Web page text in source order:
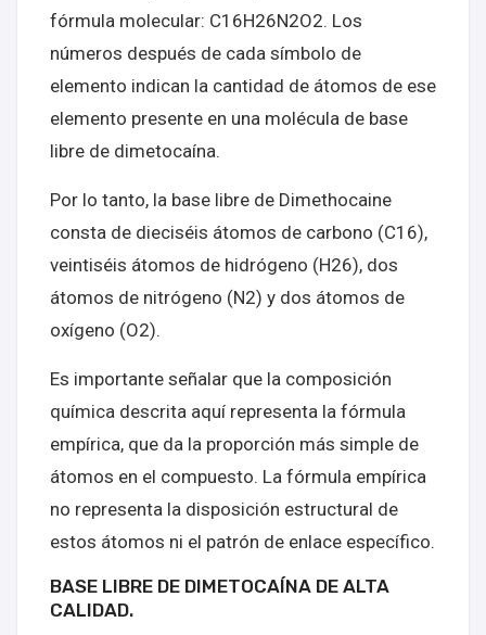
fórmula molecular: C16H26N2O2. Los
números después de cada símbolo de
elemento indican la cantidad de átomos de ese
elemento presente en una molécula de base
libre de dimetocaína.
Por lo tanto, la base libre de Dimethocaine
consta de dieciséis átomos de carbono (C16),
veintiséis átomos de hidrógeno (H26), dos
átomos de nitrógeno (N2) y dos átomos de
oxígeno (O2).
Es importante señalar que la composición
química descrita aquí representa la fórmula
empírica, que da la proporción más simple de
átomos en el compuesto. La fórmula empírica
no representa la disposición estructural de
estos átomos ni el patrón de enlace específico.
BASE LIBRE DE DIMETOCAÍNA DE ALTA
CALIDAD.